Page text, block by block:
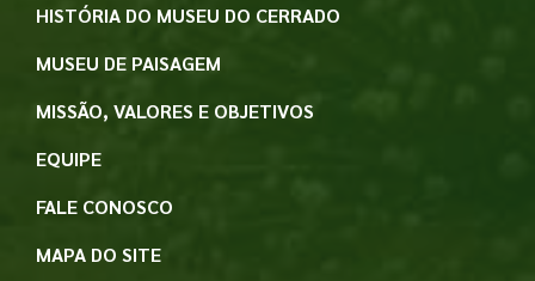
HISTÓRIA DO MUSEU DO CERRADO
MUSEU DE PAISAGEM
MISSÃO, VALORES E OBJETIVOS
EQUIPE
FALE CONOSCO
MAPA DO SITE